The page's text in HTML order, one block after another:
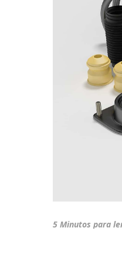
5 Minutos para